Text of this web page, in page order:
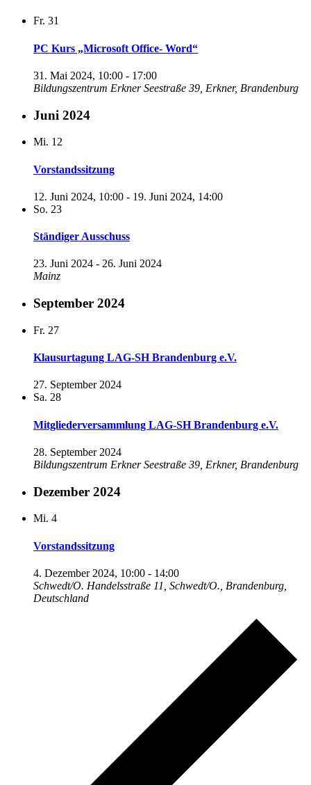
Fr. 31
PC Kurs „Microsoft Office- Word“
31. Mai 2024, 10:00 - 17:00
Bildungszentrum ErknerSeestraße 39, Erkner, Brandenburg
Juni 2024
Mi. 12
Vorstandssitzung
12. Juni 2024, 10:00 - 19. Juni 2024, 14:00
So. 23
Ständiger Ausschuss
23. Juni 2024 - 26. Juni 2024
Mainz
September 2024
Fr. 27
Klausurtagung LAG-SH Brandenburg e.V.
27. September 2024
Sa. 28
Mitgliederversammlung LAG-SH Brandenburg e.V.
28. September 2024
Bildungszentrum ErknerSeestraße 39, Erkner, Brandenburg
Dezember 2024
Mi. 4
Vorstandssitzung
4. Dezember 2024, 10:00 - 14:00
Schwedt/O. Handelsstraße 11, Schwedt/O., Brandenburg,
Deutschland